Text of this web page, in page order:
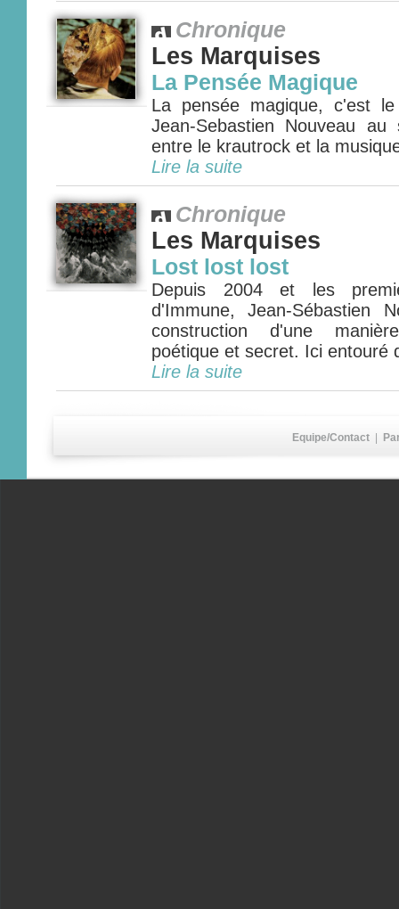
Chronique
Les Marquises
La Pensée Magique
La pensée magique, c'est
Jean-Sebastien Nouveau
entre le krautrock et la
Lire la suite
Chronique
Les Marquises
Lost lost lost
Depuis 2004 et les
d'Immune, Jean-Sébastien
construction d'une
poétique et secret. Ici entouré
Lire la suite
Equipe/Contact